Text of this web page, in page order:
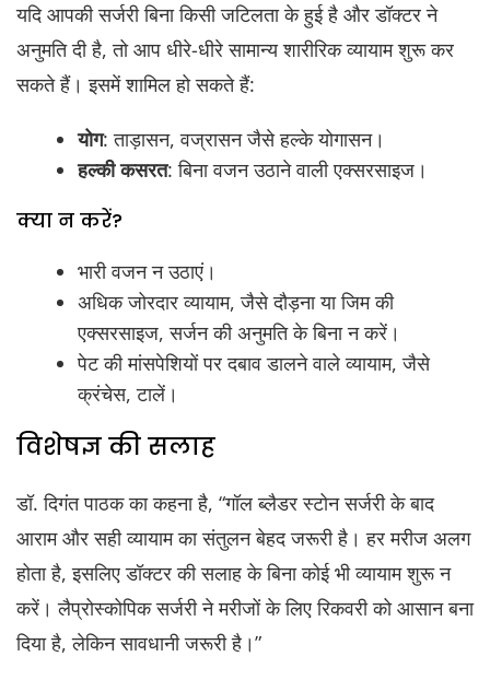
यदि आपकी सर्जरी बिना किसी जटिलता के हुई है और डॉक्टर ने
अनुमति दी है, तो आप धीरे-धीरे सामान्य शारीरिक व्यायाम शुरू कर
सकते हैं। इसमें शामिल हो सकते हैं:
योग: ताड़ासन, वज्रासन जैसे हल्के योगासन।
हल्की कसरत: बिना वजन उठाने वाली एक्सरसाइज।
क्या न करें?
भारी वजन न उठाएं।
अधिक जोरदार व्यायाम, जैसे दौड़ना या जिम की
एक्सरसाइज, सर्जन की अनुमति के बिना न करें।
पेट की मांसपेशियों पर दबाव डालने वाले व्यायाम, जैसे
क्रंचेस, टालें।
विशेषज्ञ की सलाह
डॉ. दिगंत पाठक का कहना है, “गॉल ब्लैडर स्टोन सर्जरी के बाद
आराम और सही व्यायाम का संतुलन बेहद जरूरी है। हर मरीज अलग
होता है, इसलिए डॉक्टर की सलाह के बिना कोई भी व्यायाम शुरू न
करें। लैप्रोस्कोपिक सर्जरी ने मरीजों के लिए रिकवरी को आसान बना
दिया है, लेकिन सावधानी जरूरी है।”